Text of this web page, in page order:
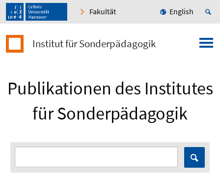
Fakultät English
Institut für Sonderpädagogik
Publikationen des Institutes
für Sonderpädagogik